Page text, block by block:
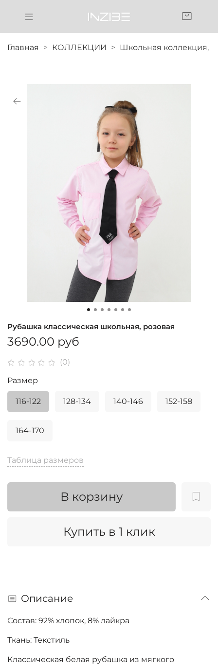
Главная КОЛЛЕКЦИИ Школьная коллекция,
(0)
Рубашка классическая школьная, розовая
3690.00 руб
Таблица размеров
В корзину
Купить в 1 клик
Размер
116-122 128-134 140-146 152-158
164-170
Описание
Состав: 92% хлопок, 8% лайкра
Ткань: Текстиль
Классическая белая рубашка из мягкого